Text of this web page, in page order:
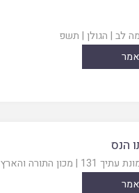
לב | הגולן | תשפ
הנס
עתיך 131 | מכון התורה והארץ